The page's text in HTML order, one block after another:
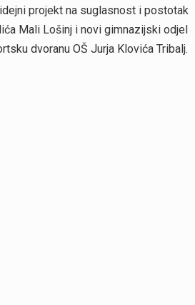
projekt na suglasnost i postotak
Mali Lošinj i novi gimnazijski odjel
dvoranu OŠ Jurja Klovića Tribalj.